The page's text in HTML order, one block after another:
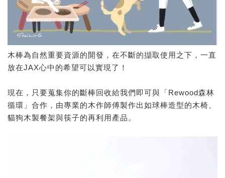
木棒為自然重要資源的開發，在不斷的擷取使用之下，一直
放在JAX心中的希望可以實現了！
現在，只要蒐集你的斷棒回收給我們即可與「Rewood森林
循環」合作，由專業的木作師傅製作出如球棒造型的木椅、
貓狗木製餐架與筷子的再利用產品。